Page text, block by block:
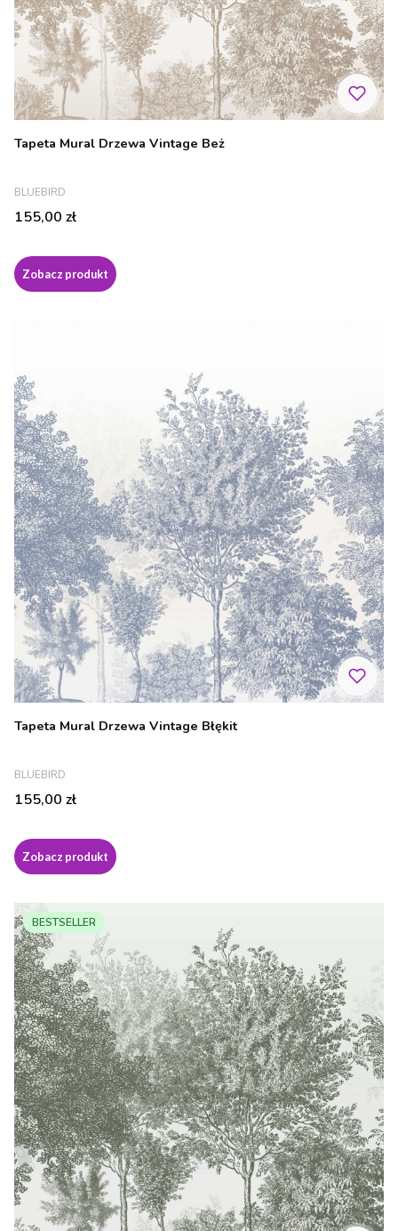
Tapeta Mural Drzewa Vintage Beż
PRODUCENT
BLUEBIRD
Cena
155,00 zł
Zobacz produkt
Tapeta Mural Drzewa Vintage Błękit
PRODUCENT
BLUEBIRD
Cena
155,00 zł
Zobacz produkt
BESTSELLER